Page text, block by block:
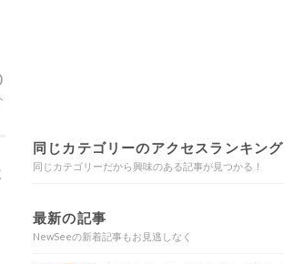
同じカテゴリーのアクセスランキング
同じカテゴリーだから興味のある記事が見つかる！
最新の記事
NewSeeの新着記事もお見逃しなく